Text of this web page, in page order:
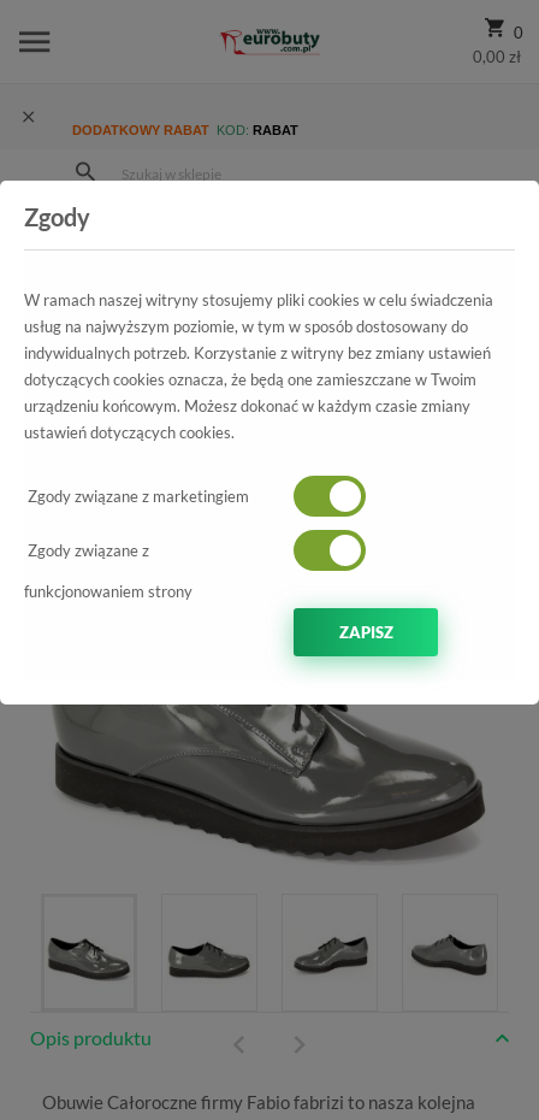
0
0,00 zł
DODATKOWY RABAT KOD: RABAT
Damskie
Półbuty Półbuty Fabio Fabrizi 739 Szary Lak
Wszystkie produkty
Półbuty Fabio Fabrizi
739 Szary Lak
Opis produktu
Obuwie Całoroczne firmy Fabio fabrizi to nasza kolejna
Zgody
W ramach naszej witryny stosujemy pliki cookies w celu świadczenia
usług na najwyższym poziomie, w tym w sposób dostosowany do
indywidualnych potrzeb. Korzystanie z witryny bez zmiany ustawień
dotyczących cookies oznacza, że będą one zamieszczane w Twoim
urządzeniu końcowym. Możesz dokonać w każdym czasie zmiany
ustawień dotyczących cookies.
Zgody związane z marketingiem
Zgody związane z
funkcjonowaniem strony
ZAPISZ